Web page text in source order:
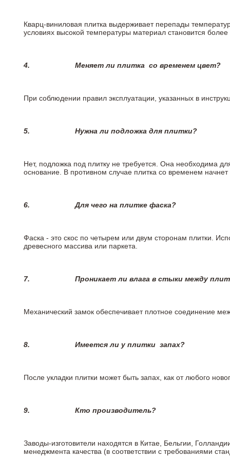
Кварц-виниловая плитка выдерживает перепады
условиях высокой температуры материал становится
4. Меняет ли плитка со временем цвет?
При соблюдении правил эксплуатации, указанных в
5. Нужна ли подложка для плитки?
Нет, подложка под плитку не требуется. Она необходима
основание. В противном случае плитка со временем
6.Для чего на плитке фаска?
Фаска - это скос по четырем или двум сторонам плитки.
древесного массива или паркета.
7. Проникает ли влага в стыки между
Механический замок обеспечивает плотное соединение
8. Имеется ли у плитки запах?
После укладки плитки может быть запах, как от любого
9. Кто производитель?
Заводы-изготовители находятся в Китае, Бельгии,
менеджмента качества (в соответствии с требованиями